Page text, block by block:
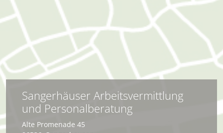
Sangerhäuser Arbeitsvermittlung
und Personalberatung
Alte Promenade 45